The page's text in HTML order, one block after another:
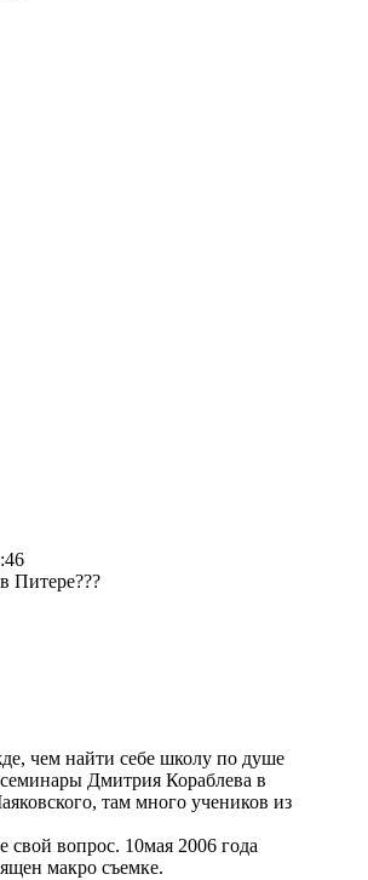
Питере???
чем найти себе школу по душе
Дмитрия Кораблева в
там много учеников из
свой вопрос. 10мая 2006 года
макро съемке.